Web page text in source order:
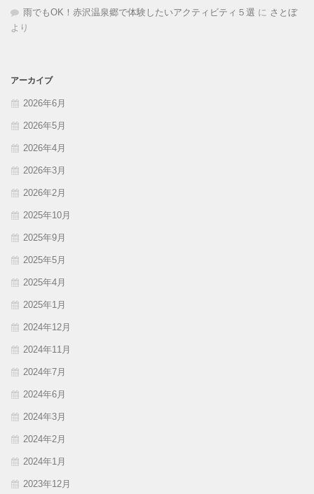
雨でもOK！赤沢温泉郷で体験したいアクティビティ５選 に さとぼ
より
アーカイブ
2026年6月
2026年5月
2026年4月
2026年3月
2026年2月
2025年10月
2025年9月
2025年5月
2025年4月
2025年1月
2024年12月
2024年11月
2024年7月
2024年6月
2024年3月
2024年2月
2024年1月
2023年12月